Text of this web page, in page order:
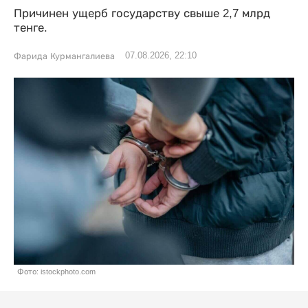
Причинен ущерб государству свыше 2,7 млрд
тенге.
Фарида Курмангалиева 07.08.2026, 22:10
Фото: istockphoto.com